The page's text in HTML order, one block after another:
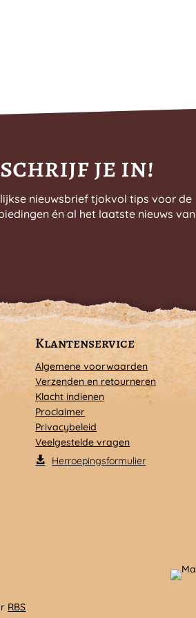
je in!
nieuwsbrief tjokvol tips voor de
én al het laatste nieuws van
Klantenservice
Algemene voorwaarden
Verzenden en retourneren
Klacht indienen
Proclaimer
Privacybeleid
Veelgestelde vragen
Herroepingsformulier
RBS